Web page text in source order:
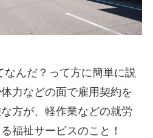
なんだ？って方に簡単に説
力などの面で雇用契約を
方が、 軽作業などの就労
福祉サービスのこと！